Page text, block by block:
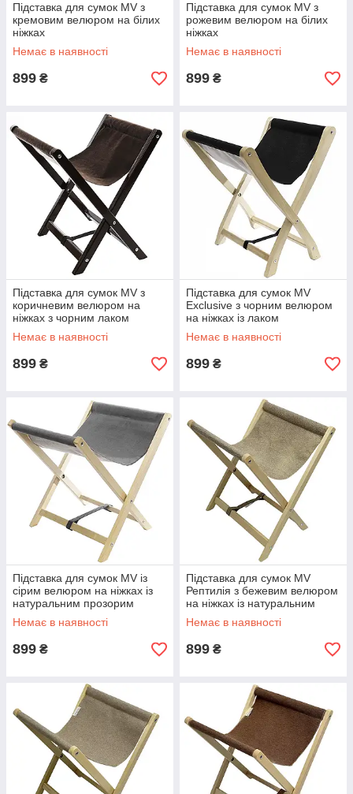
Підставка для сумок MV з
кремовим велюром на білих
ніжках
Немає в наявності
899 ₴
Підставка для сумок MV з
рожевим велюром на білих
ніжках
Немає в наявності
899 ₴
Підставка для сумок MV з
коричневим велюром на
ніжках з чорним лаком
Немає в наявності
899 ₴
Підставка для сумок MV
Exclusive з чорним велюром
на ніжках із лаком
Немає в наявності
899 ₴
Підставка для сумок MV із
сірим велюром на ніжках із
натуральним прозорим
лаком
Немає в наявності
899 ₴
Підставка для сумок MV
Рептилія з бежевим велюром
на ніжках із натуральним
прозорим лаком
Немає в наявності
899 ₴